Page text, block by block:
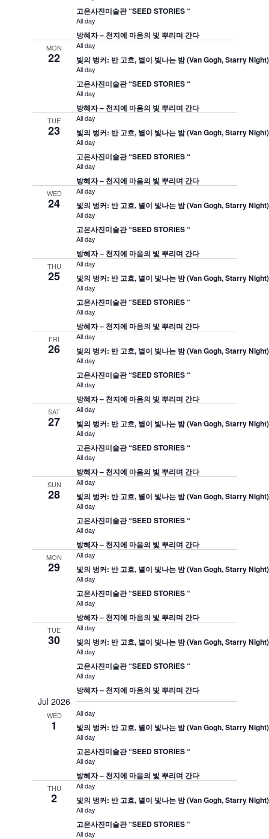
고은사진미술관 “SEED STORIES “
All day
방혜자 – 천지에 마음의 빛 뿌리며 간다
MON
22
All day
빛의 벙커: 반 고흐, 별이 빛나는 밤 (Van Gogh, Starry Night)
All day
고은사진미술관 “SEED STORIES “
All day
방혜자 – 천지에 마음의 빛 뿌리며 간다
TUE
23
All day
빛의 벙커: 반 고흐, 별이 빛나는 밤 (Van Gogh, Starry Night)
All day
고은사진미술관 “SEED STORIES “
All day
방혜자 – 천지에 마음의 빛 뿌리며 간다
WED
24
All day
빛의 벙커: 반 고흐, 별이 빛나는 밤 (Van Gogh, Starry Night)
All day
고은사진미술관 “SEED STORIES “
All day
방혜자 – 천지에 마음의 빛 뿌리며 간다
THU
25
All day
빛의 벙커: 반 고흐, 별이 빛나는 밤 (Van Gogh, Starry Night)
All day
고은사진미술관 “SEED STORIES “
All day
방혜자 – 천지에 마음의 빛 뿌리며 간다
FRI
26
All day
빛의 벙커: 반 고흐, 별이 빛나는 밤 (Van Gogh, Starry Night)
All day
고은사진미술관 “SEED STORIES “
All day
방혜자 – 천지에 마음의 빛 뿌리며 간다
SAT
27
All day
빛의 벙커: 반 고흐, 별이 빛나는 밤 (Van Gogh, Starry Night)
All day
고은사진미술관 “SEED STORIES “
All day
방혜자 – 천지에 마음의 빛 뿌리며 간다
SUN
28
All day
빛의 벙커: 반 고흐, 별이 빛나는 밤 (Van Gogh, Starry Night)
All day
고은사진미술관 “SEED STORIES “
All day
방혜자 – 천지에 마음의 빛 뿌리며 간다
MON
29
All day
빛의 벙커: 반 고흐, 별이 빛나는 밤 (Van Gogh, Starry Night)
All day
고은사진미술관 “SEED STORIES “
All day
방혜자 – 천지에 마음의 빛 뿌리며 간다
TUE
30
All day
빛의 벙커: 반 고흐, 별이 빛나는 밤 (Van Gogh, Starry Night)
All day
고은사진미술관 “SEED STORIES “
All day
방혜자 – 천지에 마음의 빛 뿌리며 간다
Jul 2026
WED
1
All day
빛의 벙커: 반 고흐, 별이 빛나는 밤 (Van Gogh, Starry Night)
All day
고은사진미술관 “SEED STORIES “
All day
방혜자 – 천지에 마음의 빛 뿌리며 간다
THU
2
All day
빛의 벙커: 반 고흐, 별이 빛나는 밤 (Van Gogh, Starry Night)
All day
고은사진미술관 “SEED STORIES “
All day